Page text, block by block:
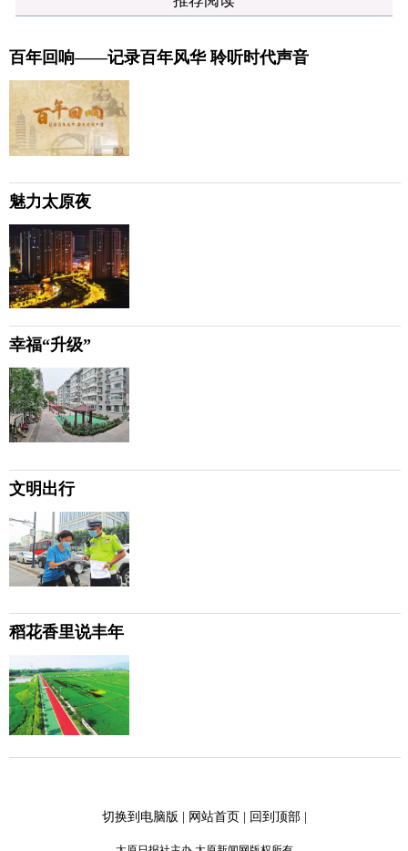
百年回响——记录百年风华 聆听时代声音
魅力太原夜
幸福“升级”
文明出行
稻花香里说丰年
切换到电脑版 | 网站首页| 回到顶部|